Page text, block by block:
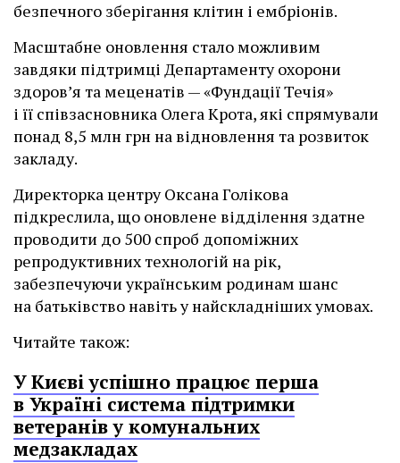
безпечного зберігання клітин і ембріонів.
Масштабне оновлення стало можливим
завдяки підтримці Департаменту охорони
здоров’я та меценатів — «Фундації Течія»
і її співзасновника Олега Крота, які спрямували
понад 8,5 млн грн на відновлення та розвиток
закладу.
Директорка центру Оксана Голікова
підкреслила, що оновлене відділення здатне
проводити до 500 спроб допоміжних
репродуктивних технологій на рік,
забезпечуючи українським родинам шанс
на батьківство навіть у найскладніших умовах.
Читайте також:
У Києві успішно працює перша
в Україні система підтримки
ветеранів у комунальних
медзакладах